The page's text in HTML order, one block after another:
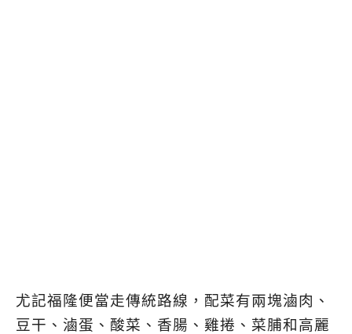
尤記福隆便當走傳統路線，配菜有兩塊滷肉、
豆干、滷蛋、酸菜、香腸、雞捲、菜脯和高麗